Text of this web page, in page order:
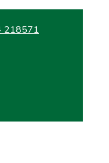
218571